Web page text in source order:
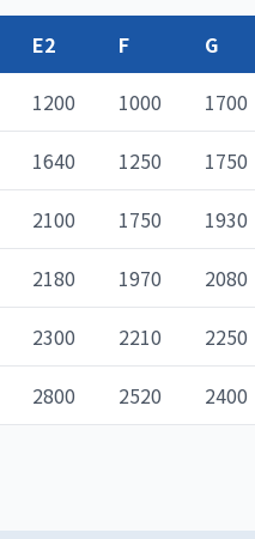
E2 F G
1200 1000 1700
1640 1250 1750
2100 1750 1930
2180 1970 2080
2300 2210 2250
2800 2520 2400